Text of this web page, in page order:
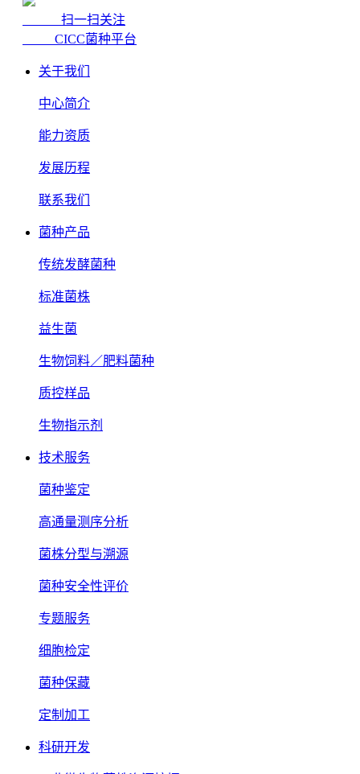
扫一扫关注
CICC菌种平台
关于我们
中心简介
能力资质
发展历程
联系我们
菌种产品
传统发酵菌种
标准菌株
益生菌
生物饲料／肥料菌种
质控样品
生物指示剂
技术服务
菌种鉴定
高通量测序分析
菌株分型与溯源
菌种安全性评价
专题服务
细胞检定
菌种保藏
定制加工
科研开发